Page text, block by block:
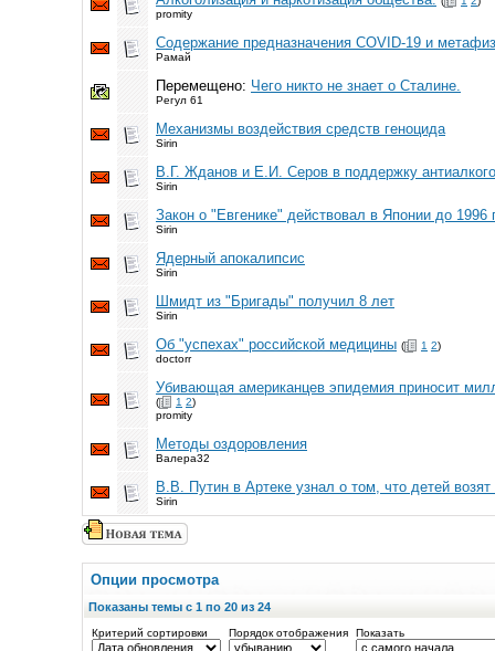
promity
Содержание предназначения COVID-19 и
Рамай
Перемещено: Чего никто не знает о Сталине.
Регул 61
Механизмы воздействия средств геноцида
Sirin
В.Г. Жданов и Е.И. Серов в поддержку
Sirin
Закон о "Евгенике" действовал в Японии до 1996
Sirin
Ядерный апокалипсис
Sirin
Шмидт из "Бригады" получил 8 лет
Sirin
Об "успехах" российской медицины ( 1 2)
doctorr
Убивающая американцев эпидемия приносит
( 1 2)
promity
Методы оздоровления
Валера32
В.В. Путин в Артеке узнал о том, что детей
Sirin
Опции просмотра
Показаны темы с 1 по 20 из 24
Критерий сортировки Порядок отображения Показать